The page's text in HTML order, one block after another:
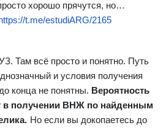
хорошо прячутся, но…
https://t.me/estudiARG/2165
Там всё просто и понятно. Путь
и условия получения
конца не понятны. Вероятность
в получении ВНЖ по найденным
Но если вы докопаетесь до